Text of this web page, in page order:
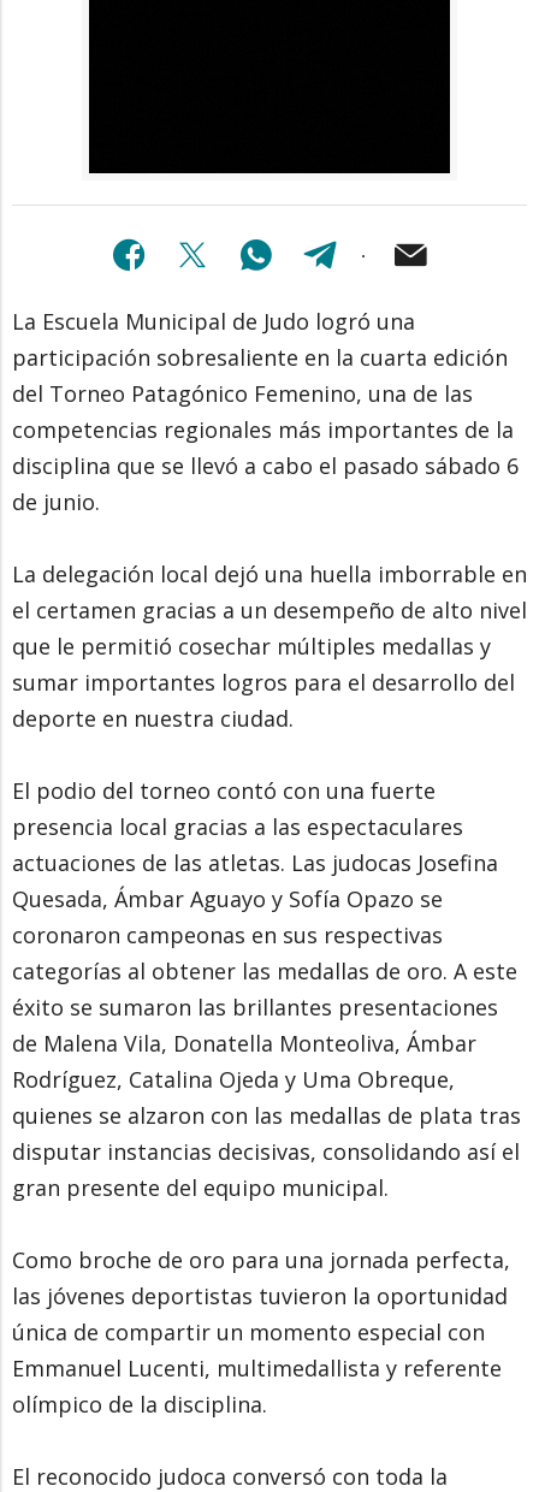
La Escuela Municipal de Judo logró una
participación sobresaliente en la cuarta edición
del Torneo Patagónico Femenino, una de las
competencias regionales más importantes de la
disciplina que se llevó a cabo el pasado sábado 6
de junio.
La delegación local dejó una huella imborrable en
el certamen gracias a un desempeño de alto nivel
que le permitió cosechar múltiples medallas y
sumar importantes logros para el desarrollo del
deporte en nuestra ciudad.
El podio del torneo contó con una fuerte
presencia local gracias a las espectaculares
actuaciones de las atletas. Las judocas Josefina
Quesada, Ámbar Aguayo y Sofía Opazo se
coronaron campeonas en sus respectivas
categorías al obtener las medallas de oro. A este
éxito se sumaron las brillantes presentaciones
de Malena Vila, Donatella Monteoliva, Ámbar
Rodríguez, Catalina Ojeda y Uma Obreque,
quienes se alzaron con las medallas de plata tras
disputar instancias decisivas, consolidando así el
gran presente del equipo municipal.
Como broche de oro para una jornada perfecta,
las jóvenes deportistas tuvieron la oportunidad
única de compartir un momento especial con
Emmanuel Lucenti, multimedallista y referente
olímpico de la disciplina.
El reconocido judoca conversó con toda la